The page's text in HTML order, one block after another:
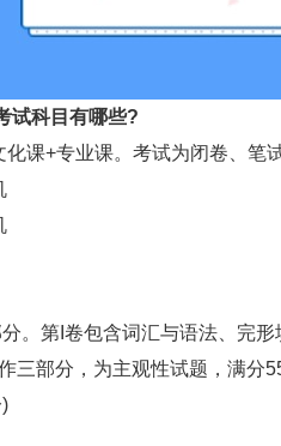
试科目有哪些?
+专业课。考试为闭卷、笔
第I卷包含词汇与语法、完形
三部分，为主观性试题，满分